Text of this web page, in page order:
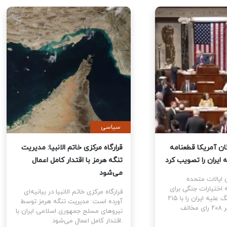
آمریکا قطعنامه
جنگ علیه ایران را تصویب کرد
ایالات متحده
قطعنامه اختیارات جنگی برای
رای موافق در برابر ۲۰۸ رای مخالف
سیاسی
قرارگاه مرکزی خاتم الانبیا:
تنگه هرمز با اقتدار کامل اعمال
قرارگاه مرکزی خاتم الانبیا در
آورده است: مدیریت تنگه هرمز
نیروهای مسلح جمهوری اسلامی
اقتدار کامل اعمال می‌شود.